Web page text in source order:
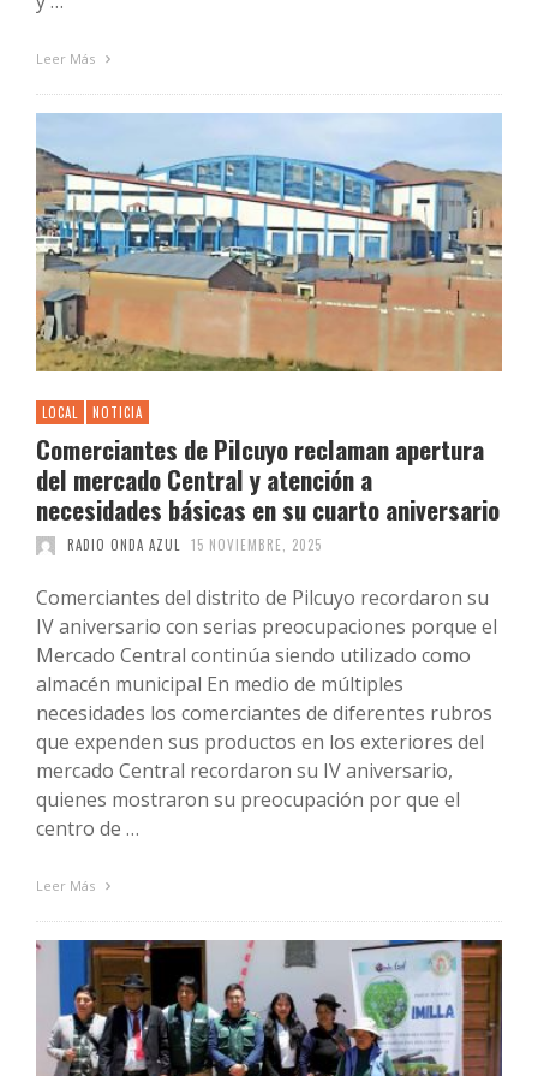
Leer Más
LOCAL NOTICIA
Comerciantes de Pilcuyo reclaman apertura
del mercado Central y atención a
necesidades básicas en su cuarto aniversario
RADIO ONDA AZUL 15 NOVIEMBRE, 2025
Comerciantes del distrito de Pilcuyo recordaron su
IV aniversario con serias preocupaciones porque el
Mercado Central continúa siendo utilizado como
almacén municipal En medio de múltiples
necesidades los comerciantes de diferentes rubros
que expenden sus productos en los exteriores del
mercado Central recordaron su IV aniversario,
quienes mostraron su preocupación por que el
centro de …
Leer Más